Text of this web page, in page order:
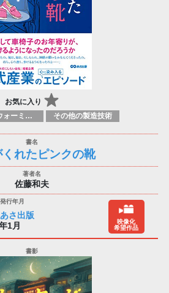
お気に入り
特集：ハートウォーミング その他の製造技術
れたピンクの靴
佐藤和夫
さ出版
1月
映像化
希望作品